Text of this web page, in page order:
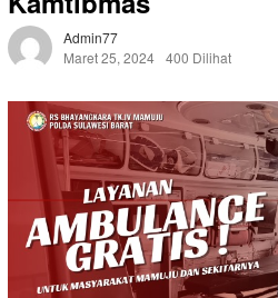
Admin77
Maret 25, 2024 400 Dilihat